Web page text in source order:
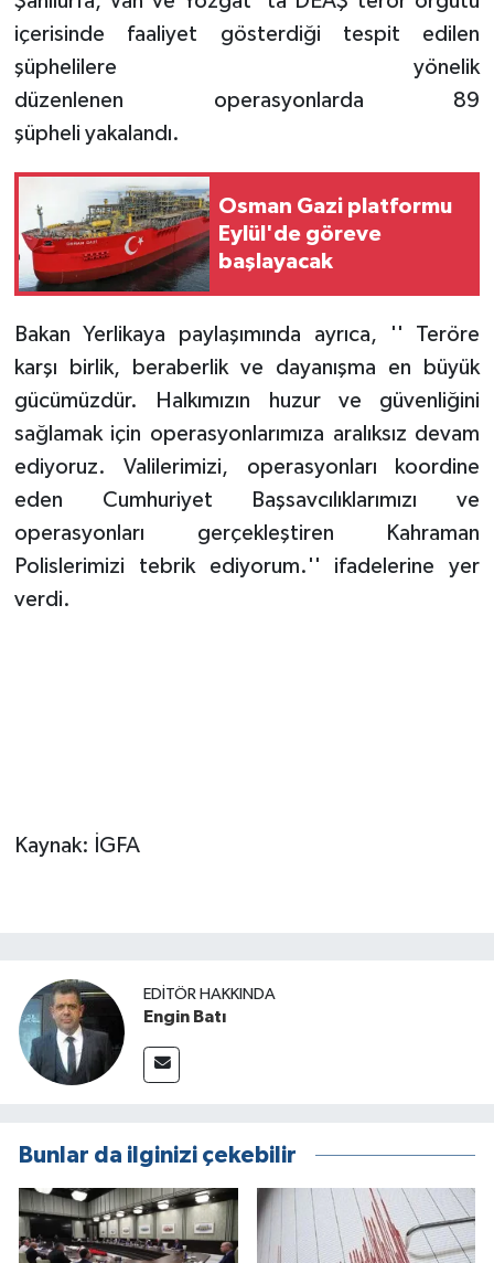
içerisinde faaliyet gösterdiği tespit edilen
şüphelilere yönelik
düzenlenen operasyonlarda 89
şüpheli yakalandı.
Osman Gazi platformu
Eylül'de göreve
başlayacak
Bakan Yerlikaya paylaşımında ayrıca, '' Teröre
karşı birlik, beraberlik ve dayanışma en büyük
gücümüzdür. Halkımızın huzur ve güvenliğini
sağlamak için operasyonlarımıza aralıksız devam
ediyoruz. Valilerimizi, operasyonları koordine
eden Cumhuriyet Başsavcılıklarımızı ve
operasyonları gerçekleştiren Kahraman
Polislerimizi tebrik ediyorum.'' ifadelerine yer
verdi.
Kaynak: İGFA
EDITÖR HAKKINDA
Engin Batı
Bunlar da ilginizi çekebilir